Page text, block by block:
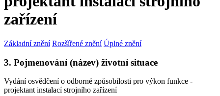
zařízení
Základní znění Rozšířené znění Úplné znění
3. Pojmenování (název) životní situace
Vydání osvědčení o odborné způsobilosti pro výkon funkce -
projektant instalací strojního zařízení